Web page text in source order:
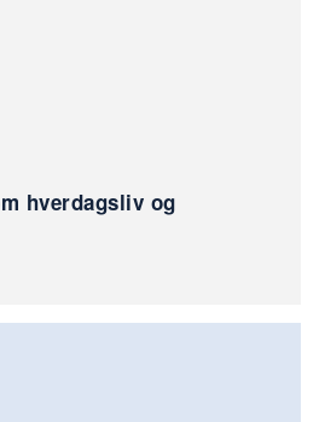
hverdagsliv og